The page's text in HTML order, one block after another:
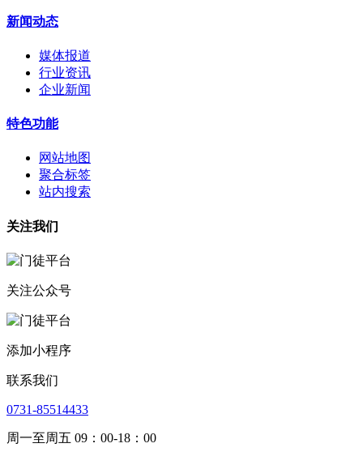
新闻动态
媒体报道
行业资讯
企业新闻
特色功能
网站地图
聚合标签
站内搜索
关注我们
关注公众号
添加小程序
联系我们
0731-85514433
周一至周五 09：00-18：00